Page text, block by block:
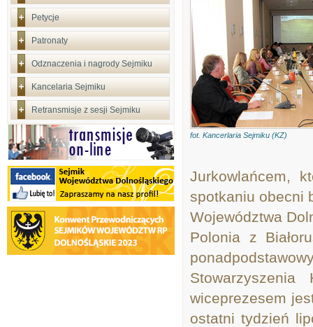
Petycje
Patronaty
Odznaczenia i nagrody Sejmiku
Kancelaria Sejmiku
Retransmisje z sesji Sejmiku
fot. Kancerlaria Sejmiku (KZ)
Jurkowlańcem,
spotkaniu obecni
Województwa
Polonia z
Stowarzyszenia
wiceprezesem
ostatni tydzień